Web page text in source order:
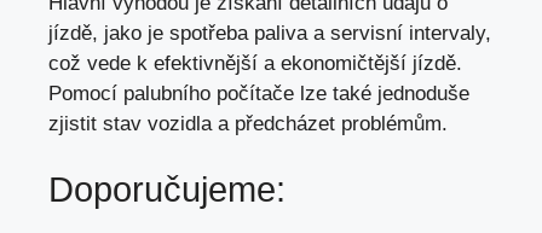
jízdě, jako je spotřeba palivaa servisní intervaly,
což vede k efektivnější a ekonomičtější jízdě.
Pomocí palubního počítače lze také jednoduše
zjistit stav vozidla a předcházet problémům.
Doporučujeme: